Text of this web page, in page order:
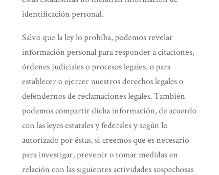
identificación personal.
Salvo que la ley lo prohíba, podemos revelar
información personal para responder a citaciones,
órdenes judiciales o procesos legales, o para
establecer o ejercer nuestros derechos legales o
defendernos de reclamaciones legales. También
podemos compartir dicha información, de acuerdo
con las leyes estatales y federales y según lo
autorizado por éstas, si creemos que es necesario
para investigar, prevenir o tomar medidas en
relación con las siguientes actividades sospechosas